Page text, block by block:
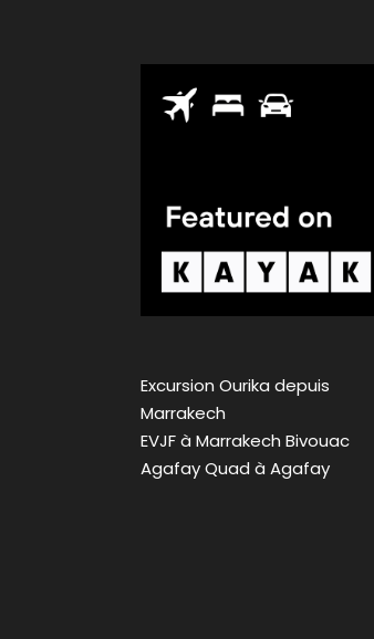
Excursion Ourika depuis
Marrakech
EVJF à Marrakech Bivouac
AgafayQuad à Agafay